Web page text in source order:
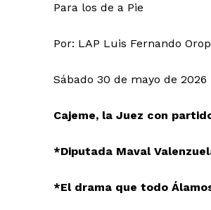
Para los de a Pie
Por: LAP Luis Fernando
Sábado 30 de mayo de 2026
Cajeme, la Juez con
*Diputada Maval
*El drama que todo